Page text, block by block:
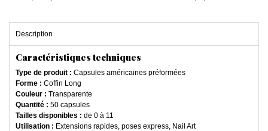
Description
Caractéristiques techniques
Type de produit : Capsules américaines préformées
Forme : Coffin Long
Couleur : Transparente
Quantité : 50 capsules
Tailles disponibles : de 0 à 11
Utilisation : Extensions rapides, poses express, Nail Art